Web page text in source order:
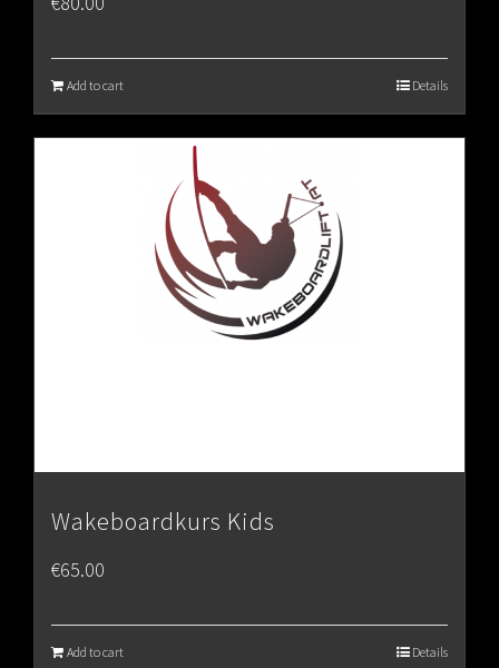
Add to cart Details
Wakeboardkurs Kids
€65.00
Add to cart Details